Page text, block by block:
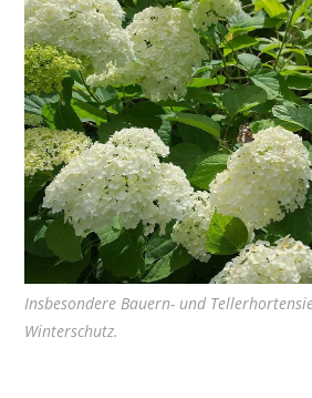
Insbesondere Bauern- und
Winterschutz.